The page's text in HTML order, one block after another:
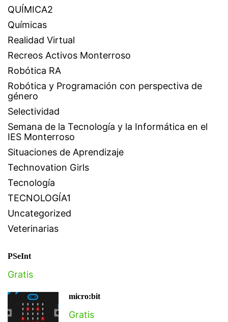
QUÍMICA2
Químicas
Realidad Virtual
Recreos Activos Monterroso
Robótica RA
Robótica y Programación con perspectiva de
género
Selectividad
Semana de la Tecnología y la Informática en el
IES Monterroso
Situaciones de Aprendizaje
Technovation Girls
Tecnología
TECNOLOGÍA1
Uncategorized
Veterinarias
PSeInt
Gratis
micro:bit
Gratis